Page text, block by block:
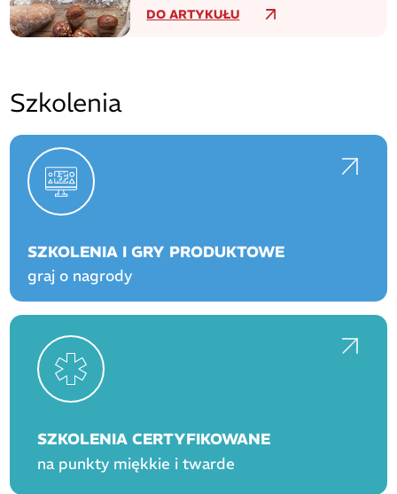
DO ARTYKUŁU
Szkolenia
SZKOLENIA I GRY PRODUKTOWE
graj o nagrody
SZKOLENIA CERTYFIKOWANE
na punkty miękkie i twarde